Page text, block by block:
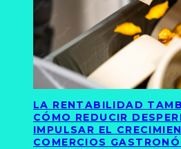
LA RENTABILIDAD
CÓMO REDUCIR
IMPULSAR EL
COMERCIOS